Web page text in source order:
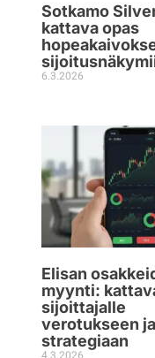
Sotkamo
kattava opas
6.3.2026
Elisan
myynti:
sijoittajalle
verotukseen ja
strategiaan